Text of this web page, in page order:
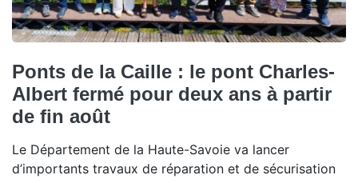
Ponts de la Caille : le pont Charles-
Albert fermé pour deux ans à partir
de fin août
Le Département de la Haute-Savoie va lancer
d’importants travaux de réparation et de sécurisation